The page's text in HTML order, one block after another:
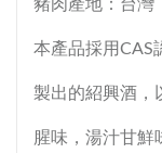
豬肉產地：台灣
本產品採用CAS
製出的紹興酒，
腥味，湯汁甘